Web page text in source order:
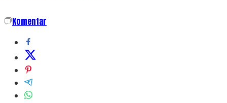
Komentar